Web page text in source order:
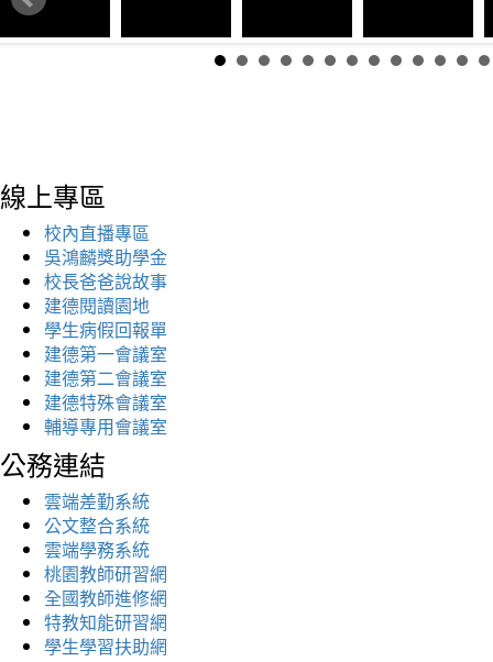
線上專區
校內直播專區
吳鴻麟獎助學金
校長爸爸說故事
建德閱讀園地
學生病假回報單
建德第一會議室
建德第二會議室
建德特殊會議室
輔導專用會議室
公務連結
雲端差勤系統
公文整合系統
雲端學務系統
桃園教師研習網
全國教師進修網
特教知能研習網
學生學習扶助網